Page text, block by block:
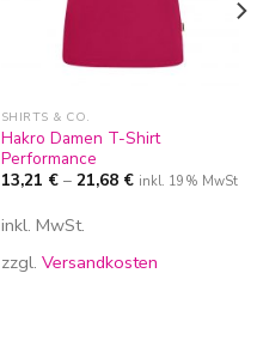
SHIRTS & CO.
Hakro Damen T-Shirt
Performance
13,21 €– 21,68 € inkl. 19% MwSt
inkl. MwSt.
zzgl. Versandkosten